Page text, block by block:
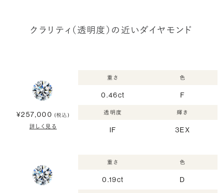
クラリティ（透明度）の近いダイヤモンド
¥257,000 (税込)
詳しく見る
重さ
0.46ct
色
F
透明度
IF
輝き
3EX
重さ
0.19ct
色
D